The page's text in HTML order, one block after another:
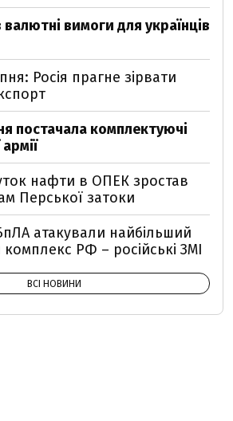
вимоги для українців
Росія прагне зірвати
постачала комплектуючі
нафти в ОПЕК зростав
Перської затоки
атакували найбільший
комплекс РФ – російські ЗМІ
ВСІ НОВИНИ